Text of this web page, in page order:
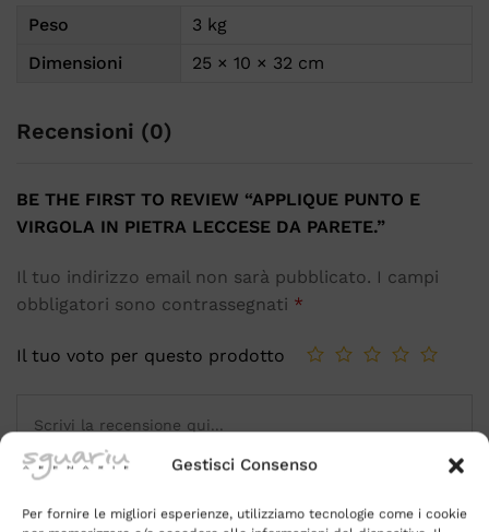
Gestisci Consenso
Per fornire le migliori esperienze, utilizziamo tecnologie come i cookie
Peso
3 kg
Dimensioni
25 × 10 × 32 cm
Recensioni (0)
BE THE FIRST TO REVIEW “APPLIQUE PUNTO E
VIRGOLA IN PIETRA LECCESE DA PARETE.”
Il tuo indirizzo email non sarà pubblicato. I campi
obbligatori sono contrassegnati *
Il tuo voto per questo prodotto